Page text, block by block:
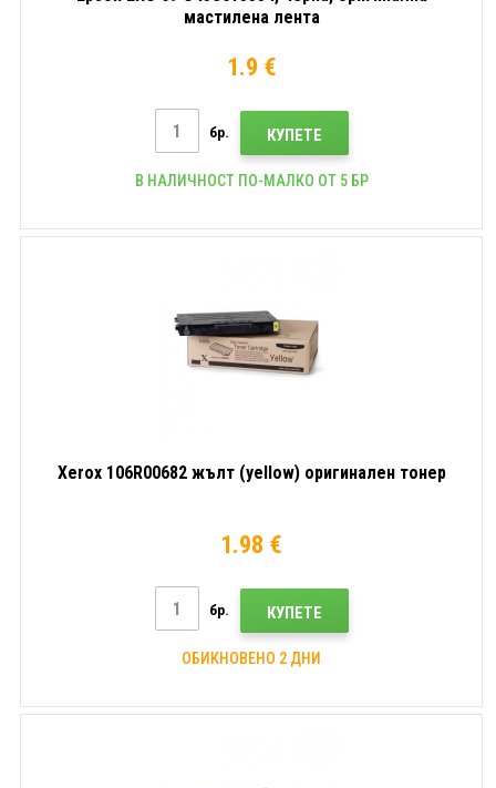
мастилена лента
1.9 €
бр. КУПЕТЕ
В НАЛИЧНОСТ ПО-МАЛКО ОТ 5 БР
Xerox 106R00682 жълт (yellow) оригинален тонер
1.98 €
бр. КУПЕТЕ
ОБИКНОВЕНО 2 ДНИ